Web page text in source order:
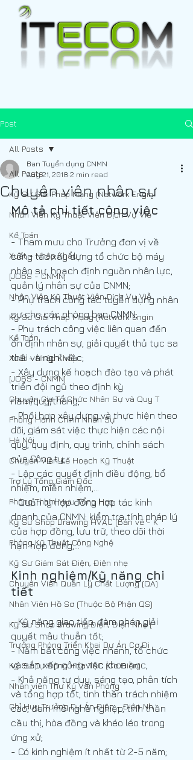
Post
All Posts
Kỹ Sư Giải Pháp Mạng (Network Engin
Nhân Viên Kỹ Thuật Viên Dịch Vụ Viễ
Kế Toán
Xuất - Nhập Khẩu
[JOBS - CNMN]
Nhân Viên Kỹ Thuật Viên Dịch Vụ Viễ
Kỹ Sư Giải Pháp Mạng (Network Engin
Kế Toán
Xuất - Nhập Khẩu
[JOBS - CNMN]
Chuyên Gia Tổ Chức Nhân Sự và Quy T
Phòng Hành Chính Nhân Sự
Hà Nội
Chuyên Viên Kế Hoạch Kỹ Thuật
Trợ Lý Tổng Giám Đốc
Phòng Tham Mưu Tổng Hợp
Kỹ Sư Shop Drawing HVAC (Bản vẽ - K
Phòng Kỹ Thuật Công Nghệ
Kỹ Sư Giám Sát Điện, Điện nhẹ
Chuyên Viên Quản Lý Chất Lượng (QA)
Nhân Viên Hồ Sơ (Thuộc Bộ Phận QS)
Kỹ Sư Shop Drawing Điện, Điện Nhẹ (
Trưởng Phòng Triển Khai Dự Án Cơ Đi
Kỹ Sư Tự Động Hóa T&C (Cơ Điện)
Nhân viên Thư Ký Văn Phòng
Chỉ Huy Trưởng Dự Án Điện - Điện Nh
All Posts
Chuyên viên nhân sự
Ban Tuyển dụng CNMN
Aug 21, 2018 2 min read
Mô tả chi tiết công việc
- Tham mưu cho Trưởng đơn vị về
công tác xây dựng tổ chức bộ máy
nhân sự, hoạch định nguồn nhân lực,
quản lý nhân sự của CNMN;
- Phụ trách công tác tuyển dụng nhân
sự cho các phòng ban CNMN;
- Phụ trách công việc liên quan đến
ổn định nhân sự, giải quyết thủ tục sa
thải và nghỉ việc;
- Xây dựng kế hoạch đào tạo và phát
triển đội ngũ theo định kỳ
năm/quý/tháng;
- Phối hợp xây dựng và thực hiện theo
dõi, giám sát việc thực hiện các nội
quy, quy định, quy trình, chính sách
của Công ty;
- Lập các quyết định điều động, bổ
nhiệm, miễn nhiệm,…
- Quản lý hợp đồng hợp tác kinh
doanh của CNMN: kiểm tra tính pháp lý
của hợp đồng, lưu trữ, theo dõi thời
hạn hợp đồng,…
Kinh nghiệm/Kỹ năng chi
tiết
- Kỹ năng giao tiếp, đàm phán giải
quyết mâu thuẫn tốt;
- Nắm bắt công việc nhanh, tổ chức
và sắp xếp công việc khoa học,
- Khả năng tư duy, sáng tạo, phân tích
và tổng hợp tốt; tinh thần trách nhiệm
cao; đam mê nghề nghiệp, tinh thần
cầu thị, hòa đồng và khéo léo trong
ứng xử;
- Có kinh nghiệm ít nhất từ 2-5 năm;